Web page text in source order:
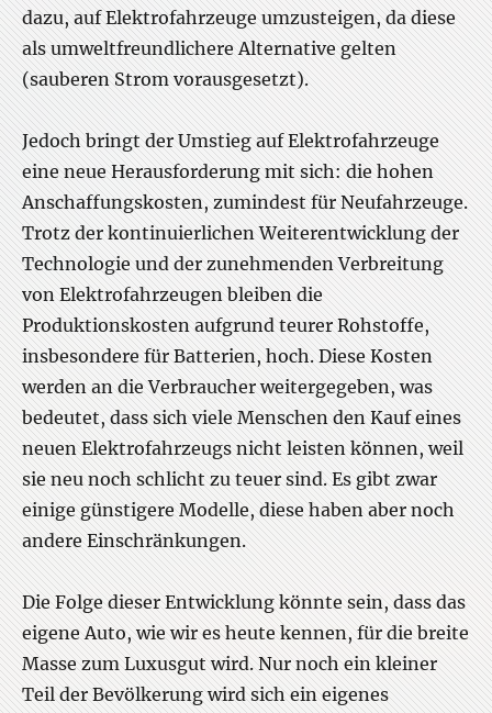
dazu, auf Elektrofahrzeuge umzusteigen, da diese
als umweltfreundlichere Alternative gelten
(sauberen Strom vorausgesetzt).
Jedoch bringt der Umstieg auf Elektrofahrzeuge
eine neue Herausforderung mit sich: die hohen
Anschaffungskosten, zumindest für Neufahrzeuge.
Trotz der kontinuierlichen Weiterentwicklung der
Technologie und der zunehmenden Verbreitung
von Elektrofahrzeugen bleiben die
Produktionskosten aufgrund teurer Rohstoffe,
insbesondere für Batterien, hoch. Diese Kosten
werden an die Verbraucher weitergegeben, was
bedeutet, dass sich viele Menschen den Kauf eines
neuen Elektrofahrzeugs nicht leisten können, weil
sie neu noch schlicht zu teuer sind. Es gibt zwar
einige günstigere Modelle, diese haben aber noch
andere Einschränkungen.
Die Folge dieser Entwicklung könnte sein, dass das
eigene Auto, wie wir es heute kennen, für die breite
Masse zum Luxusgut wird. Nur noch ein kleiner
Teil der Bevölkerung wird sich ein eigenes